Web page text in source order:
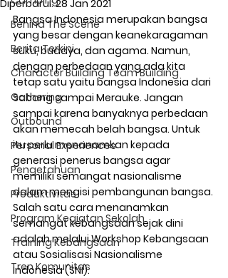
Behind The Scene
Berita Terkini
Character Building Team Building
Gathering
Outbound
Personal Experiences
Pengetahuan
Produktivitas
Program Kegiatan Sekolah
Training Kebangsaan
Tren Komunitas
Diperbarui:28 Jan 2021
Bangsa Indonesia merupakan bangsa
yang besar dengan keanekaragaman
suku, budaya, dan agama. Namun,
dengan perbedaan yang ada kita
tetap satu yaitu bangsa Indonesia dari
Sabang sampai Merauke. Jangan
sampai karena banyaknya perbedaan
akan memecah belah bangsa. Untuk
itu perlu menanamkan kepada
generasi penerus bangsa agar
memiliki semangat nasionalisme
dalam mengisi pembangunan bangsa.
Salah satu cara menanamkan
semangat kebangsaan sejak dini
adalah melalui Workshop Kebangsaan
atau Sosialisasi Nasionalisme
Indonesia (SNI).